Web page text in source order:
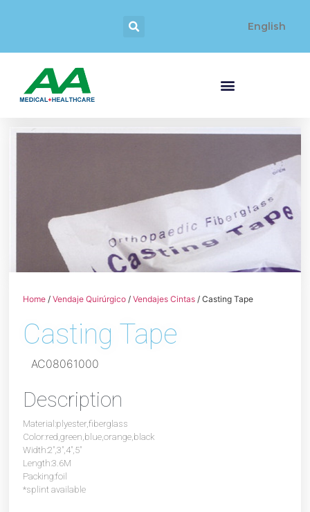
English
Home /Vendaje Quirúrgico /Vendajes Cintas / Casting Tape
Casting Tape
AC08061000
Description
Material:plyester,fiberglass
Color:red,green,blue,orange,black
Width:2″,3″,4″,5″
Length:3.6M
Packing:foil
*splint available